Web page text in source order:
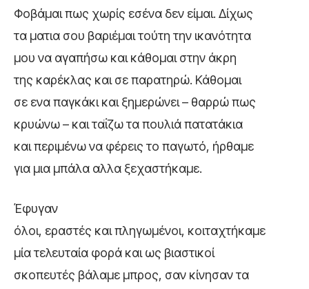
Φοβάμαι πως χωρίς εσένα δεν είμαι. Δίχως
τα ματια σου βαριέμαι τούτη την ικανότητα
μου να αγαπήσω και κάθομαι στην άκρη
της καρέκλας και σε παρατηρώ. Κάθομαι
σε ενα παγκάκι και ξημερώνει – θαρρώ πως
κρυώνω – και ταΐζω τα πουλιά πατατάκια
και περιμένω να φέρεις το παγωτό, ήρθαμε
για μια μπάλα αλλα ξεχαστήκαμε.
Έφυγαν
όλοι, εραστές και πληγωμένοι, κοιταχτήκαμε
μία τελευταία φορά και ως βιαστικοί
σκοπευτές βάλαμε μπρος, σαν κίνησαν τα